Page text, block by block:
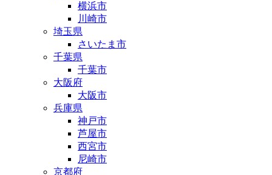
横浜市
川崎市
埼玉県
さいたま市
千葉県
千葉市
大阪府
大阪市
兵庫県
神戸市
芦屋市
西宮市
尼崎市
京都府